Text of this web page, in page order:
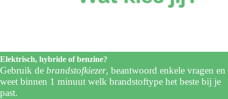
Elektrisch, hybride of benzine?
Gebruik de brandstofkiezer, beantwoord enkele vragen en
weet binnen 1 minuut welk brandstoftype het beste bij je
past.